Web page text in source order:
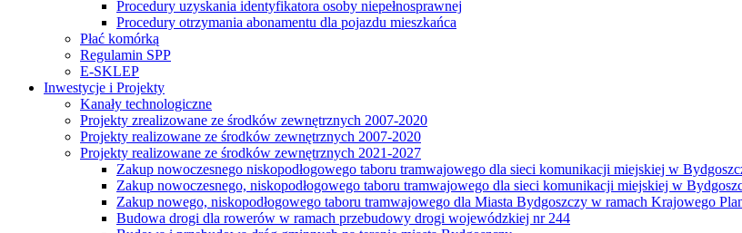
Procedury uzyskania identyfikatora osoby niepełnosprawnej
Procedury otrzymania abonamentu dla pojazdu mieszkańca
Płać komórką
Regulamin SPP
E-SKLEP
Inwestycje i Projekty
Kanały technologiczne
Projekty zrealizowane ze środków zewnętrznych 2007-2020
Projekty realizowane ze środków zewnętrznych 2007-2020
Projekty realizowane ze środków zewnętrznych 2021-2027
Zakup nowoczesnego niskopodłogowego taboru tramwajowego dla sieci komunikacji miejskiej w
Zakup nowoczesnego, niskopodłogowego taboru tramwajowego dla sieci komunikacji miejskiej w
Zakup nowego, niskopodłogowego taboru tramwajowego dla Miasta Bydgoszczy w ramach Krajowego
Budowa drogi dla rowerów w ramach przebudowy drogi wojewódzkiej nr 244